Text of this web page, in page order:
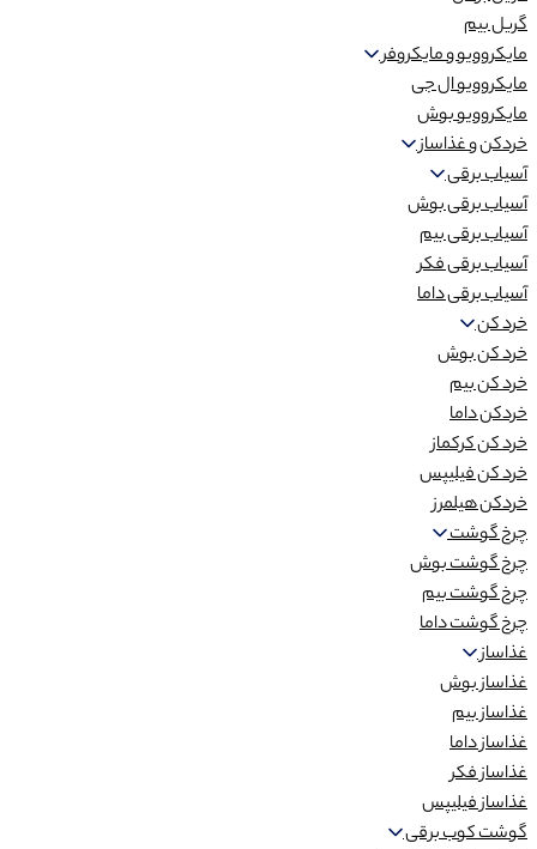
گریل بیم
مایکروویو و مایکروفر
مایکروویو ال جی
مایکروویو بوش
خردکن و غذاساز
آسیاب برقی
آسیاب برقی بوش
آسیاب برقی بیم
آسیاب برقی فکر
آسیاب برقی داما
خرد کن
خرد کن بوش
خرد کن بیم
خردکن داما
خرد کن کرکماز
خرد کن فیلیپس
خردکن هیلمرز
چرخ گوشت
چرخ گوشت بوش
چرخ گوشت بیم
چرخ گوشت داما
غذاساز
غذاساز بوش
غذاساز بیم
غذاساز داما
غذاساز فکر
غذاساز فیلیپس
گوشت کوب برقی